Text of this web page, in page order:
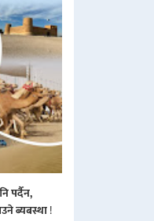
पर्दैन,
ब्यबस्था!